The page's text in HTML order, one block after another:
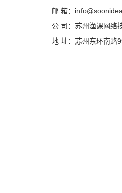
邮 箱：
公 司：苏州渔课网络
地 址：苏州东环南路